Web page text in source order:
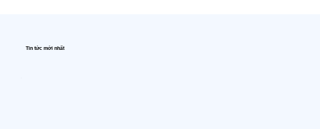
Tin tức mới nhất